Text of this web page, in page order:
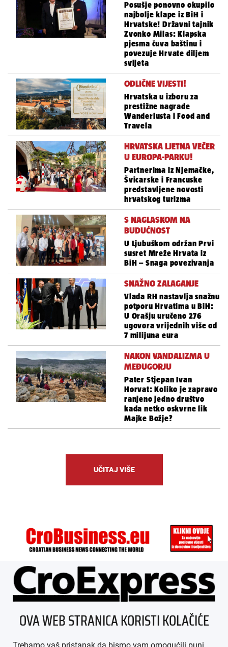
Posušje ponovno okupilo
najbolje klape iz BiH i
Hrvatske! Državni tajnik
Zvonko Milas: Klapska
pjesma čuva baštinu i
povezuje Hrvate diljem
svijeta
ODLIČNE VIJESTI!
Hrvatska u izboru za
prestižne nagrade
Wanderlusta i Food and
Travela
HRVATSKA LJETNA VEČER
U EUROPA-PARKU!
Partnerima iz Njemačke,
Švicarske i Francuske
predstavljene novosti
hrvatskog turizma
S NAGLASKOM NA
BUDUĆNOST
U Ljubuškom održan Prvi
susret Mreže Hrvata iz
BiH – Snaga povezivanja
SNAŽNO ZALAGANJE
Vlada RH nastavlja snažnu
potporu Hrvatima u BiH:
U Orašju uručeno 276
ugovora vrijednih više od
7 milijuna eura
NAKON VANDALIZMA U
MEĐUGORJU
Pater Stjepan Ivan
Horvat: Koliko je zapravo
ranjeno jedno društvo
kada netko oskvrne lik
Majke Božje?
UČITAJ VIŠE
ÜBER UNS
IMPRESSUM
OVA WEB STRANICA KORISTI KOLAČIĆE